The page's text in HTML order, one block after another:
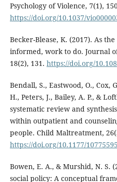
Psychology of Violence, 7(1),
https://doi.org/10.1037/
Becker-Blease, K. (2017). As
informed, work to do. Journal
18(2), 131. https://doi.org/
Bendall, S., Eastwood, O., Cox,
H., Peters, J., Bailey, A. P., &
systematic review and
within outpatient and
people. Child Maltreatment,
https://doi.org/10.1177/
Bowen, E. A., & Murshid, N. S.
social policy: A conceptual